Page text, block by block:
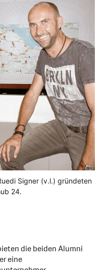
Signer (v.l.) gründeten
24.
die beiden Alumni
eine